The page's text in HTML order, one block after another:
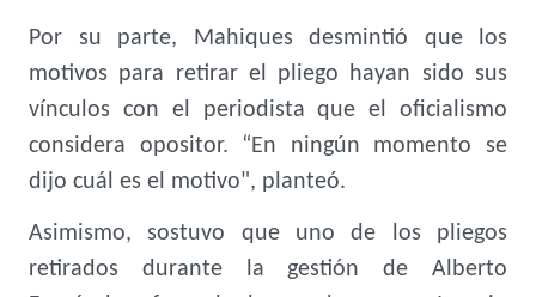
Por su parte, Mahiques desmintió que los
motivos para retirar el pliego hayan sido sus
vínculos con el periodista que el oficialismo
considera opositor. “En ningún momento se
dijo cuál es el motivo", planteó.
Asimismo, sostuvo que uno de los pliegos
retirados durante la gestión de Alberto